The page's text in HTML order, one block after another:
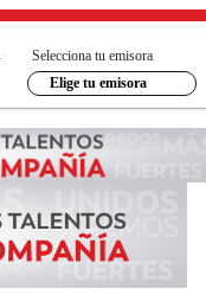
Selecciona tu emisora
Elige tu emisora